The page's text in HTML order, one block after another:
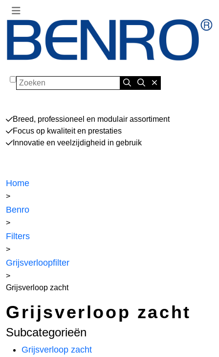
Zoeken
Breed, professioneel en modulair assortiment
Focus op kwaliteit en prestaties
Innovatie en veelzijdigheid in gebruik
Home
>
Benro
>
Filters
>
Grijsverloopfilter
>
Grijsverloop zacht
Grijsverloop zacht
Subcategorieën
Grijsverloop zacht